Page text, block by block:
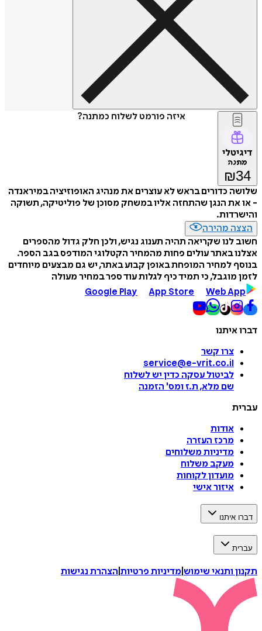
איזה פורמט לשלוח כמתנה?
דיגיטלי
מתנה
₪34
שלושה כדורים בראש לא עוצרים את מנהיג האופוזיציה במיראנדה
- או את הנגן שהתחזה אליו במשחק מסוכן של פוליטיקה, תשוקה
והישרדות.
הצצה מהירה
חשוב לנו שקריאה תהיה תענוג נגיש, ולכן חלק גדול מהספרים
אצלנו באתר עולים פחות מהמחיר הקטלוגי המודפס בגב הספר.
בנוסף למחיר המופחת באופן קבוע באתר, יש גם מבצעים מיוחדים
לזמן מוגבל, כי תמיד כיף לגלות עוד ספר במחיר מעולה
Google Play
App Store Web App
דברו איתנו
צרו קשר
service@e-vrit.co.il
לביטול עסקה כדין יש לשלוח
שם מלא, ת.ז ומס' הזמנה
עברית
אודות
מרכז העזרה
מדיניות משלוחים
מעקב משלוח
מועדון לקוחות
איזור אישי
דברו איתנו
עברית
תקנון ותנאי שימוש מדיניות פרטיות הצהרת נגישות